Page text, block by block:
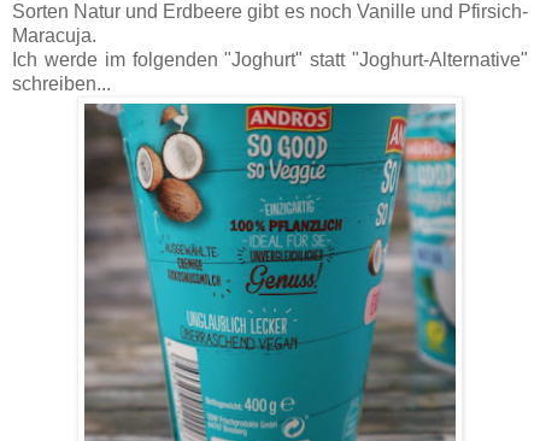
Sorten Natur und Erdbeere gibt es noch Vanille und Pfirsich-
Maracuja.
Ich werde im folgenden "Joghurt" statt "Joghurt-Alternative"
schreiben...